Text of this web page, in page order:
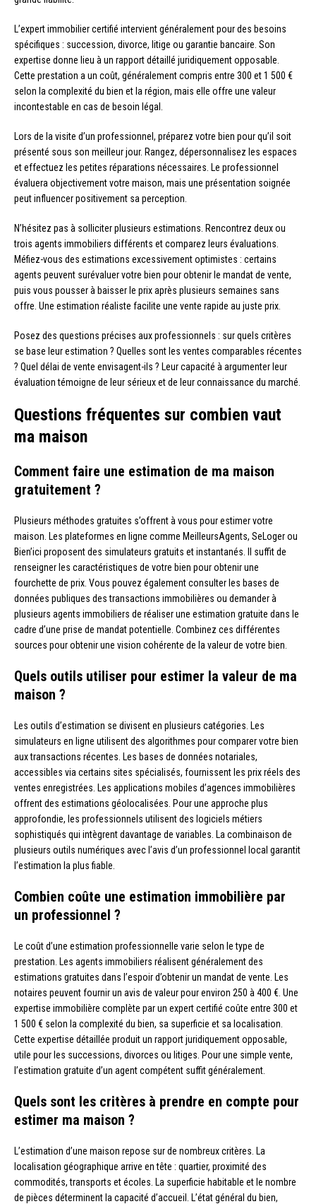
L’expert immobilier certifié intervient généralement pour des besoins
spécifiques : succession, divorce, litige ou garantie bancaire. Son
expertise donne lieu à un rapport détaillé juridiquement opposable.
Cette prestation a un coût, généralement compris entre 300 et 1 500 €
selon la complexité du bien et la région, mais elle offre une valeur
incontestable en cas de besoin légal.
Lors de la visite d’un professionnel, préparez votre bien pour qu’il soit
présenté sous son meilleur jour. Rangez, dépersonnalisez les espaces
et effectuez les petites réparations nécessaires. Le professionnel
évaluera objectivement votre maison, mais une présentation soignée
peut influencer positivement sa perception.
N’hésitez pas à solliciter plusieurs estimations. Rencontrez deux ou
trois agents immobiliers différents et comparez leurs évaluations.
Méfiez-vous des estimations excessivement optimistes : certains
agents peuvent surévaluer votre bien pour obtenir le mandat de vente,
puis vous pousser à baisser le prix après plusieurs semaines sans
offre. Une estimation réaliste facilite une vente rapide au juste prix.
Posez des questions précises aux professionnels : sur quels critères
se base leur estimation ? Quelles sont les ventes comparables récentes
? Quel délai de vente envisagent-ils ? Leur capacité à argumenter leur
évaluation témoigne de leur sérieux et de leur connaissance du marché.
Questions fréquentes sur combien vaut
ma maison
Comment faire une estimation de ma maison
gratuitement ?
Plusieurs méthodes gratuites s’offrent à vous pour estimer votre
maison. Les plateformes en ligne comme MeilleursAgents, SeLoger ou
Bien’ici proposent des simulateurs gratuits et instantanés. Il suffit de
renseigner les caractéristiques de votre bien pour obtenir une
fourchette de prix. Vous pouvez également consulter les bases de
données publiques des transactions immobilières ou demander à
plusieurs agents immobiliers de réaliser une estimation gratuite dans le
cadre d’une prise de mandat potentielle. Combinez ces différentes
sources pour obtenir une vision cohérente de la valeur de votre bien.
Quels outils utiliser pour estimer la valeur de ma
maison ?
Les outils d’estimation se divisent en plusieurs catégories. Les
simulateurs en ligne utilisent des algorithmes pour comparer votre bien
aux transactions récentes. Les bases de données notariales,
accessibles via certains sites spécialisés, fournissent les prix réels des
ventes enregistrées. Les applications mobiles d’agences immobilières
offrent des estimations géolocalisées. Pour une approche plus
approfondie, les professionnels utilisent des logiciels métiers
sophistiqués qui intègrent davantage de variables. La combinaison de
plusieurs outils numériques avec l’avis d’un professionnel local garantit
l’estimation la plus fiable.
Combien coûte une estimation immobilière par
un professionnel ?
Le coût d’une estimation professionnelle varie selon le type de
prestation. Les agents immobiliers réalisent généralement des
estimations gratuites dans l’espoir d’obtenir un mandat de vente. Les
notaires peuvent fournir un avis de valeur pour environ 250 à 400 €. Une
expertise immobilière complète par un expert certifié coûte entre 300 et
1 500 € selon la complexité du bien, sa superficie et sa localisation.
Cette expertise détaillée produit un rapport juridiquement opposable,
utile pour les successions, divorces ou litiges. Pour une simple vente,
l’estimation gratuite d’un agent compétent suffit généralement.
Quels sont les critères à prendre en compte pour
estimer ma maison ?
L’estimation d’une maison repose sur de nombreux critères. La
localisation géographique arrive en tête : quartier, proximité des
commodités, transports et écoles. La superficie habitable et le nombre
de pièces déterminent la capacité d’accueil. L’état général du bien,